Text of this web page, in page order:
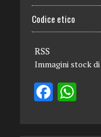
Codice etico
RSS
Immagini stock di